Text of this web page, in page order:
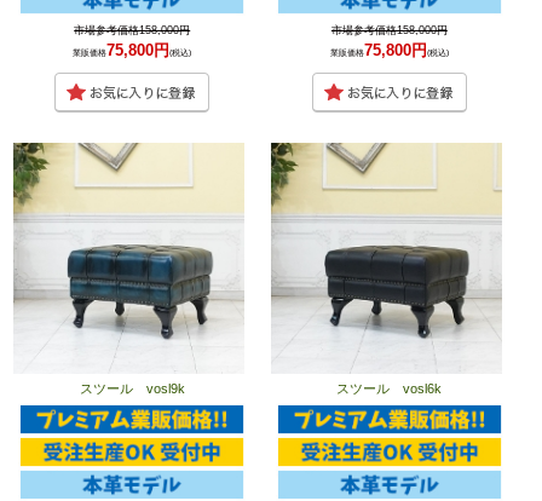
市場参考価格158,000円
業販価格75,800円(税込)
市場参考価格158,000円
業販価格75,800円 (税込)
スツール vosl9k スツール vosl6k